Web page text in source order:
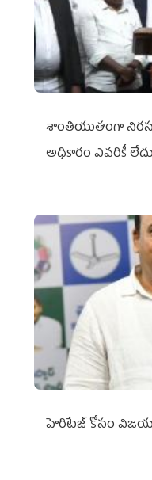
శాంతియుతంగా
అధికారం ఎవరికీ లేదు
హెరిటేజ్ కోసం విజయా